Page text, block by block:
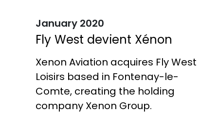
January 2020
Fly West devient Xénon
Xenon Aviation acquires Fly West
Loisirs based in Fontenay-le-
Comte, creating the holding
company Xenon Group.